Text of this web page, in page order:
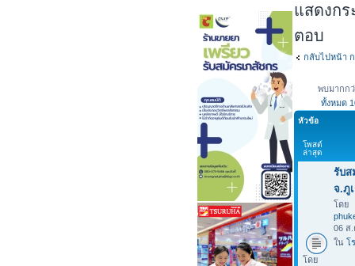
แสดงกร
ตอบ
กลับไปหน้า
พบมากก
ทั้งหมด
หัวข้อ
โพสต์
ล่าสุด
รับส
จ.ภู
โดย
06 ส.
ใน โ
โดย